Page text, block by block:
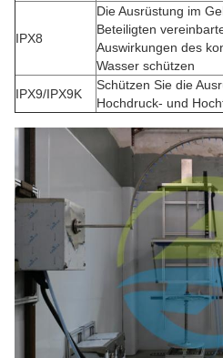
IPX8
Die Ausrüstung im
Beteiligten
Auswirkungen des
Wasser schützen
IPX9/IPX9K
Schützen Sie die
Hochdruck- und